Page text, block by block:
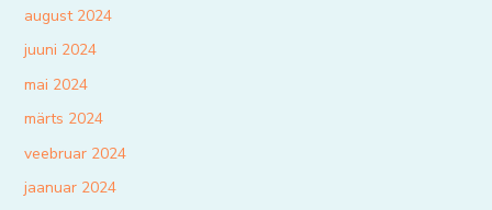
august 2024
juuni 2024
mai 2024
märts 2024
veebruar 2024
jaanuar 2024